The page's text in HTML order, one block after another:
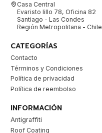
Casa Central
Evaristo lillo 78, Oficina 82
Santiago - Las Condes
Región Metropolitana - Chile
CATEGORÍAS
Contacto
Términos y Condiciones
Política de privacidad
Política de reembolso
INFORMACIÓN
Antigraffiti
Roof Coating